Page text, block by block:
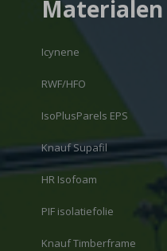
Materialen
Icynene
RWF/HFO
IsoPlusParels EPS
Knauf Supafil
HR Isofoam
PIF isolatiefolie
Knauf Timberframe